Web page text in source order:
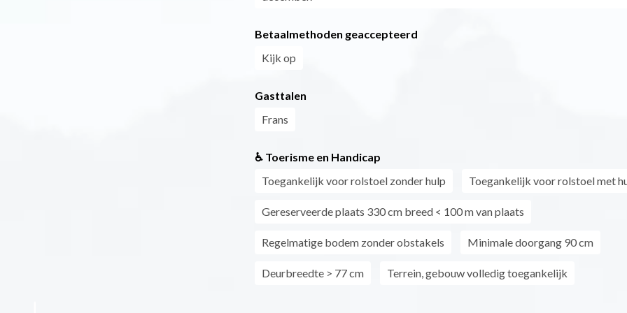
Betaalmethoden geaccepteerd
Kijk op
Gasttalen
Frans
♿ Toerisme en Handicap
Toegankelijk voor rolstoel zonder hulp
Toegankelijk voor rolstoel met
Gereserveerde plaats 330 cm breed < 100 m van plaats
Regelmatige bodem zonder obstakels Minimale doorgang 90 cm
Deurbreedte > 77 cm Terrein, gebouw volledig toegankelijk